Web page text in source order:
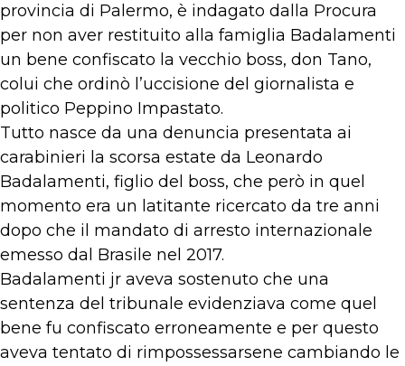
provincia di Palermo, è indagato dalla Procura
per non aver restituito alla famiglia Badalamenti
un bene confiscato la vecchio boss, don Tano,
colui che ordinò l’uccisione del giornalista e
politico Peppino Impastato.
Tutto nasce da una denuncia presentata ai
carabinieri la scorsa estate da Leonardo
Badalamenti, figlio del boss, che però in quel
momento era un latitante ricercato da tre anni
dopo che il mandato di arresto internazionale
emesso dal Brasile nel 2017.
Badalamenti jr aveva sostenuto che una
sentenza del tribunale evidenziava come quel
bene fu confiscato erroneamente e per questo
aveva tentato di rimpossessarsene cambiando le